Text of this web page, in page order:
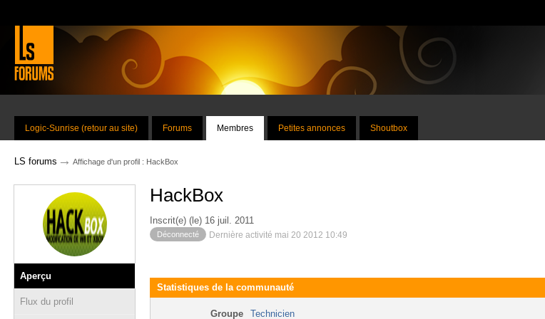
Logic-Sunrise (retour au site) Forums Membres Petites annonces Shoutbox
LS forums → Affichage d'un profil : HackBox
Aperçu
Flux du profil
HackBox
Inscrit(e) (le) 16 juil. 2011
Déconnecté Dernière activité mai 20 2012 10:49
Statistiques de la communauté
Groupe Technicien